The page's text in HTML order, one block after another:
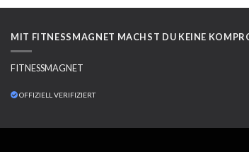
MIT FITNESSMAGNET MACHST DU KEINE
FITNESSMAGNET
OFFIZIELL VERIFIZIERT